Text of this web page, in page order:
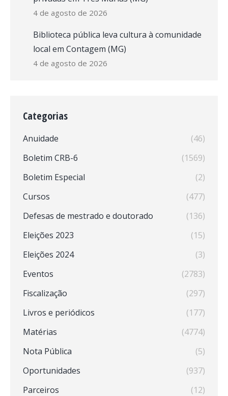
4 de agosto de 2026
Biblioteca pública leva cultura à comunidade
local em Contagem (MG)
4 de agosto de 2026
Categorias
Anuidade
(46)
Boletim CRB-6
(1569)
Boletim Especial
(2)
Cursos
(477)
Defesas de mestrado e doutorado
(136)
Eleições 2023
(15)
Eleições 2024
(3)
Eventos
(2783)
Fiscalização
(297)
Livros e periódicos
(177)
Matérias
(4774)
Nota Pública
(5)
Oportunidades
(937)
Parceiros
(12)